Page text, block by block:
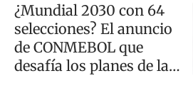
¿Mundial 2030 con 64
selecciones? El anuncio
de CONMEBOL que
desafía los planes de la